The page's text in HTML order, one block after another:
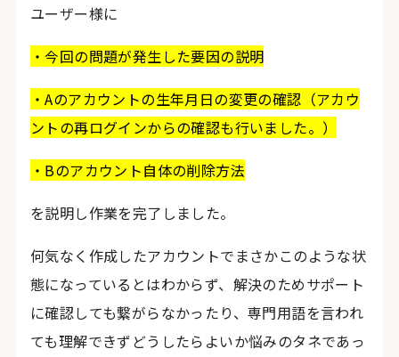
ユーザー様に
・今回の問題が発生した要因の説明
・Aのアカウントの生年月日の変更の確認（アカウ
ントの再ログインからの確認も行いました。）
・Bのアカウント自体の削除方法
を説明し作業を完了しました。
何気なく作成したアカウントでまさかこのような状
態になっているとはわからず、解決のためサポート
に確認しても繋がらなかったり、専門用語を言われ
ても理解できずどうしたらよいか悩みのタネであっ